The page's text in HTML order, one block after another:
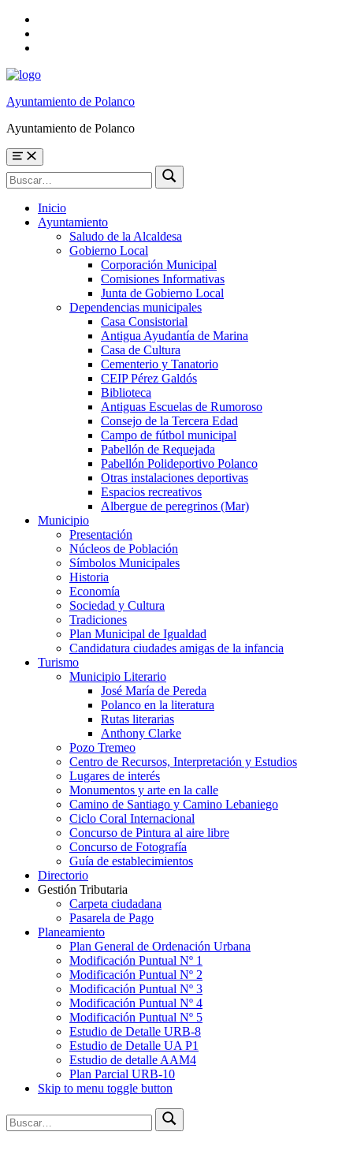
content
footer
Ayuntamiento de Polanco
Ayuntamiento de Polanco
Menu
Búsqueda
para:
Inicio
Ayuntamiento
Saludo de la Alcaldesa
Gobierno Local
Corporación Municipal
Comisiones Informativas
Junta de Gobierno Local
Dependencias municipales
Casa Consistorial
Antigua Ayudantía de Marina
Casa de Cultura
Cementerio y Tanatorio
CEIP Pérez Galdós
Biblioteca
Antiguas Escuelas de Rumoroso
Consejo de la Tercera Edad
Campo de fútbol municipal
Pabellón de Requejada
Pabellón Polideportivo Polanco
Otras instalaciones deportivas
Espacios recreativos
Albergue de peregrinos (Mar)
Municipio
Presentación
Núcleos de Población
Símbolos Municipales
Historia
Economía
Sociedad y Cultura
Tradiciones
Plan Municipal de Igualdad
Candidatura ciudades amigas de la infancia
Turismo
Municipio Literario
José María de Pereda
Polanco en la literatura
Rutas literarias
Anthony Clarke
Pozo Tremeo
Centro de Recursos, Interpretación y Estudios
Lugares de interés
Monumentos y arte en la calle
Camino de Santiago y Camino Lebaniego
Ciclo Coral Internacional
Concurso de Pintura al aire libre
Concurso de Fotografía
Guía de establecimientos
Directorio
Gestión Tributaria
Carpeta ciudadana
Pasarela de Pago
Planeamiento
Plan General de Ordenación Urbana
Modificación Puntual Nº 1
Modificación Puntual Nº 2
Modificación Puntual Nº 3
Modificación Puntual Nº 4
Modificación Puntual Nº 5
Estudio de Detalle URB-8
Estudio de Detalle UA P1
Estudio de detalle AAM4
Plan Parcial URB-10
Skip to menu toggle button
Búsqueda
para: